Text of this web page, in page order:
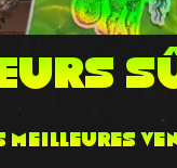
meilleures